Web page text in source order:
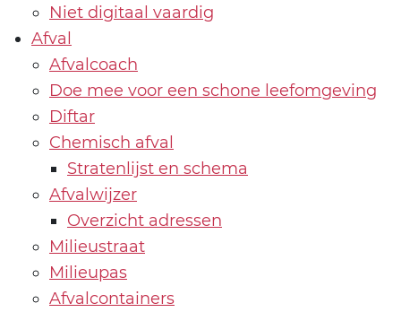
Niet digitaal vaardig
Afval
Afvalcoach
Doe mee voor een schone leefomgeving
Diftar
Chemisch afval
Stratenlijst en schema
Afvalwijzer
Overzicht adressen
Milieustraat
Milieupas
Afvalcontainers